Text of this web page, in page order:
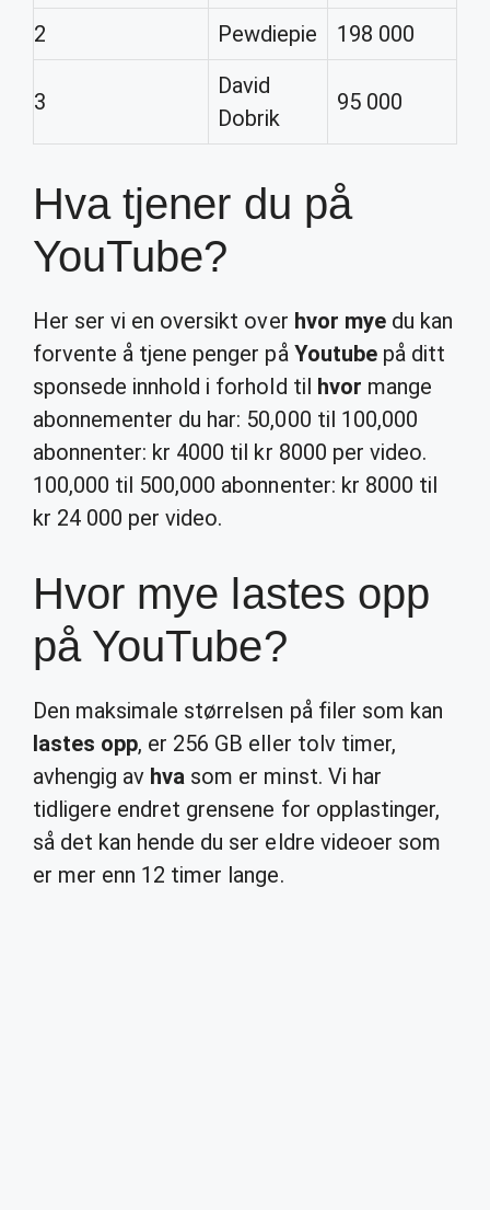
2
Pewdiepie 198 000
3
David
Dobrik
95 000
Hva tjener du på
YouTube?
Her ser vi en oversikt over hvor myedu kan
forvente å tjene penger på Youtubepå ditt
sponsede innhold i forhold til hvor mange
abonnementer du har: 50,000 til 100,000
abonnenter: kr 4000 til kr 8000 per video.
100,000 til 500,000 abonnenter: kr 8000 til
kr 24 000 per video.
Hvor mye lastes opp
på YouTube?
Den maksimale størrelsen på filer som kan
lastes opp, er 256 GB eller tolv timer,
avhengig av hva som er minst. Vi har
tidligere endret grensene for opplastinger,
så det kan hende du ser eldre videoer som
er mer enn 12 timer lange.